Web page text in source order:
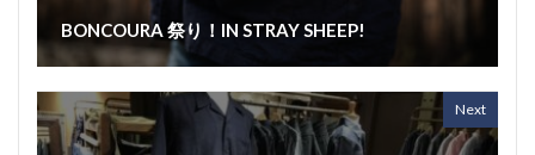
BONCOURA 祭り！IN STRAY SHEEP!
Next